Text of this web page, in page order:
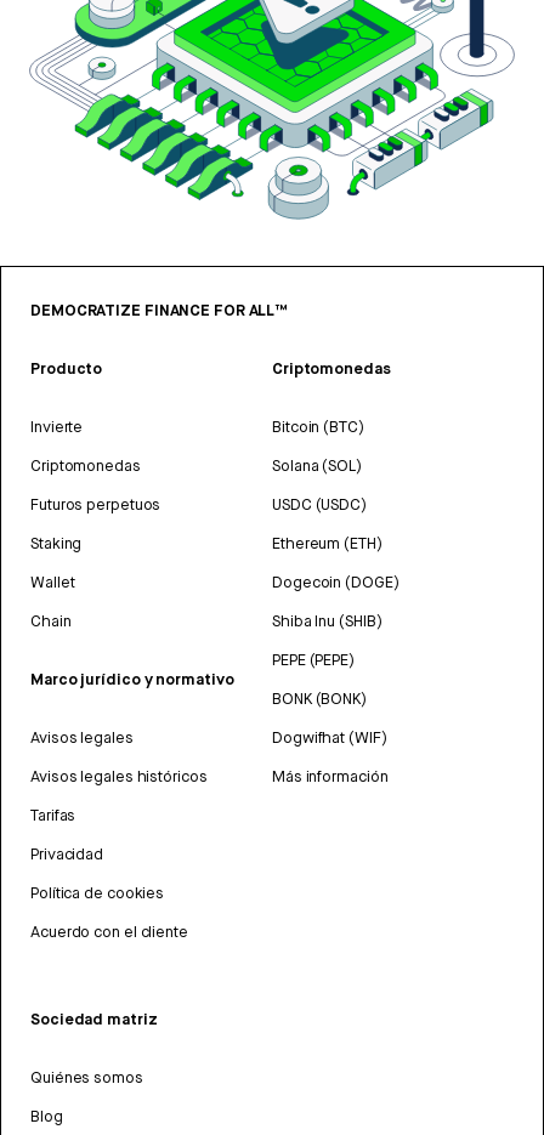
DEMOCRATIZE FINANCE FOR ALL™
Producto
Invierte
Criptomonedas
Futuros perpetuos
Staking
Wallet
Chain
Marco jurídico y normativo
Avisos legales
Avisos legales históricos
Tarifas
Privacidad
Política de cookies
Acuerdo con el cliente
Criptomonedas
Bitcoin (BTC)
Solana (SOL)
USDC (USDC)
Ethereum (ETH)
Dogecoin (DOGE)
Shiba Inu (SHIB)
PEPE (PEPE)
BONK (BONK)
Dogwifhat (WIF)
Más información
Sociedad matriz
Quiénes somos
Blog